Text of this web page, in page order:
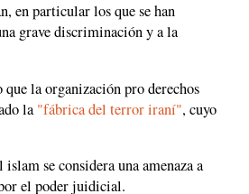
en particular los que se han
grave discriminación y a la
la organización pro derechos
la "fábrica del terror iraní", cuyo
se considera una amenaza a
el poder juidicial.